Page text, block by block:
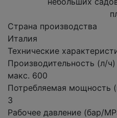
Страна производства
Италия
Технические
Производительность (л/ч)
макс. 600
Потребляемая мощность
3
Рабочее давление (бар/